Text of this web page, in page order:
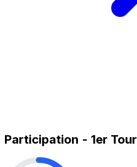
Participation - 1er Tour